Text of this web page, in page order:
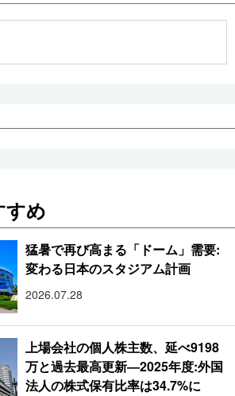
すめ
猛暑で再び高まる「ドーム」需要:
変わる日本のスタジアム計画
2026.07.28
上場会社の個人株主数、延べ9198
万と過去最高更新―2025年度:外国
法人の株式保有比率は34.7%に